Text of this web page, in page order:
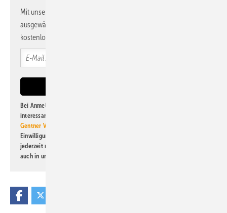
Mit unserem Newsletter erhalten Sie regelmäßig von uns
ausgewählte Informationen und Neuigkeiten, gebündelt und
kostenlos direkt ins Postfach.
Bei Anmeldung zu diesem Newsletter bin ich damit einverstanden, über
interessante Verlags- und Online-Angebote
Gentner Verlag GmbH & Co. KG
Einwilligung kann ich jederzeit widerrufen und eine Abmeldung ist
jederzeit möglich. Informationen zum Umgang mit Daten finden Sie
auch in unserer